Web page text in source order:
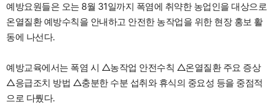
예방요원들은 오는 8월 31일까지 폭염에 취약한 농업인을 대상으로
온열질환 예방수칙을 안내하고 안전한 농작업을 위한 현장 홍보 활
동에 나선다.
예방교육에서는 폭염 시 △농작업 안전수칙 △온열질환 주요 증상
△응급조치 방법 △충분한 수분 섭취와 휴식의 중요성 등을 중점적
으로 다뤘다.